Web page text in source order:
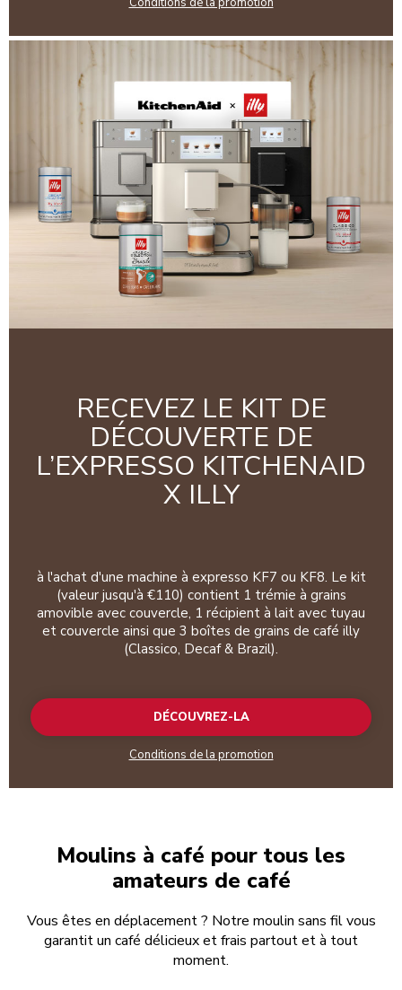
RECEVEZ LE KIT DE
DÉCOUVERTE DE
L’EXPRESSO KITCHENAID
X ILLY
à l'achat d'une machine à expresso KF7 ou KF8. Le kit
(valeur jusqu'à €110) contient 1 trémie à grains
amovible avec couvercle, 1 récipient à lait avec tuyau
et couvercle ainsi que 3 boîtes de grains de café illy
(Classico, Decaf & Brazil).
DÉCOUVREZ-LA
Conditions de la promotion
Moulins à café pour tous les
amateurs de café
Vous êtes en déplacement ? Notre moulin sans fil vous
garantit un café délicieux et frais partout et à tout
moment.